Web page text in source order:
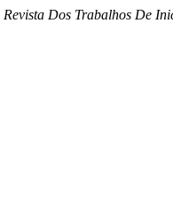
Revista Dos Trabalhos De